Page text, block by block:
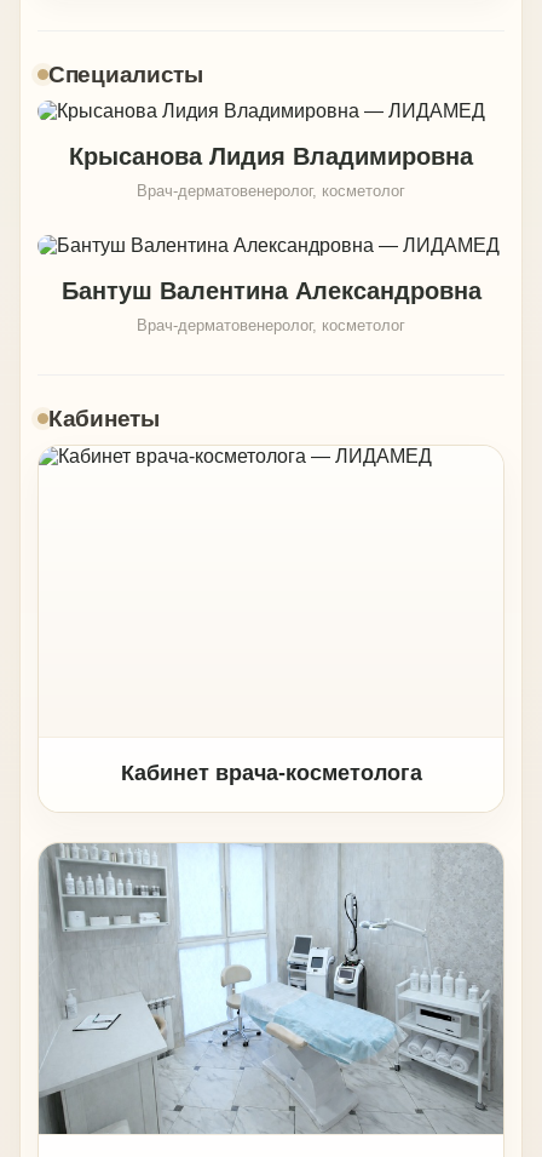
Специалисты
Крысанова Лидия Владимировна
Врач-дерматовенеролог, косметолог
Бантуш Валентина Александровна
Врач-дерматовенеролог, косметолог
Кабинеты
Кабинет врача-косметолога